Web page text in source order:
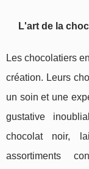
L'art de la
Les chocolatiers
création. Leurs
un soin et une
gustative
chocolat noir,
assortiments